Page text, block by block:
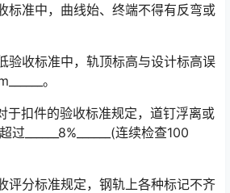
标准中，曲线始、终端不得有反弯或
验收标准中，轨顶标高与设计标高误
。
于扣件的验收标准规定，道钉浮离或
______8%______(连续检查100
评分标准规定，钢轨上各种标记不齐